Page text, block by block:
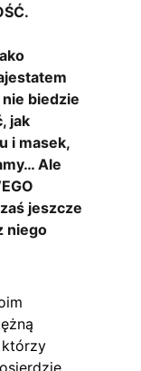
biedzie
jak
i masek,
Ale
jeszcze
niego